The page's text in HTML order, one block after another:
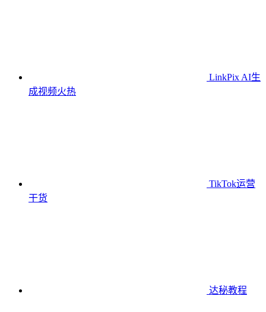
LinkPix AI生
成视频火热
TikTok运营
干货
达秘教程